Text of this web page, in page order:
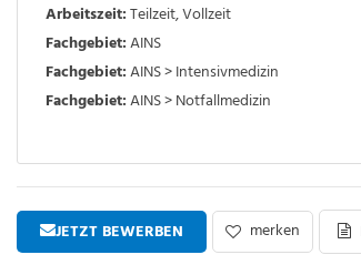
Arbeitszeit:Teilzeit,Vollzeit
Fachgebiet:AINS
Fachgebiet:AINS > Intensivmedizin
Fachgebiet:AINS > Notfallmedizin
JETZT BEWERBEN merken